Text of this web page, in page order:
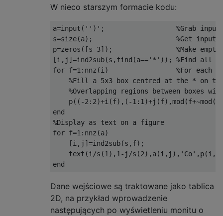
W nieco starszym formacie kodu:
a=input ( '' ) ' ;
%Grab
s=size(a) ;
%Get input
p=zeros ([s 3]) ;
%Make
[i, j ] =ind2sub(s , find (a=='*' )) ;
%Find all
for f=1: nnz (i)
%For each *
%Fill a 5x3 box centred at the * on
%Overlapping regions between
p(( -2: 2)+i(f) , ( -1: 1)+j (f) ,mod (f+~mod (
end
%Display as text on a figure
for f=1: nnz (a)
[i, j ] =ind2sub(s , f) ;
text (i/s (1) , 1- j /s (2) , a(i, j ) , 'Co' , p(i,
end
Dane wejściowe są traktowane jako tablica
2D, na przykład wprowadzenie
następujących po wyświetleniu monitu o